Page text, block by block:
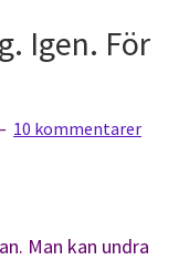
Igen. För
10 kommentarer
Man kan undra